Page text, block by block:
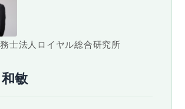
士法人ロイヤル総合研究所
敏